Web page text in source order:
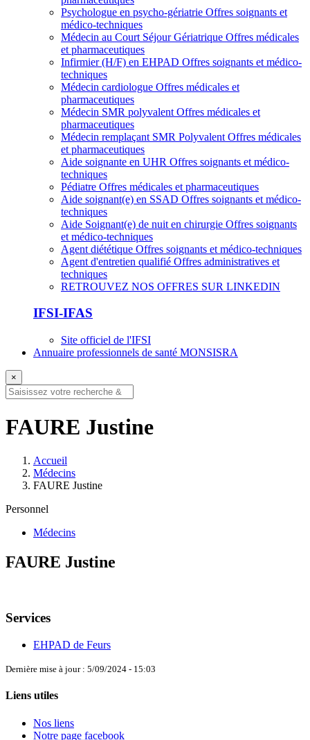
Psychologue en psycho-gériatrie Offres soignants et
médico-techniques
Médecin au Court Séjour Gériatrique Offres médicales
et pharmaceutiques
Infirmier (H/F) en EHPAD Offres soignants et médico-
techniques
Médecin cardiologue Offres médicales et
pharmaceutiques
Médecin SMR polyvalent Offres médicales et
pharmaceutiques
Médecin remplaçant SMR Polyvalent Offres médicales
et pharmaceutiques
Aide soignante en UHR Offres soignants et médico-
techniques
Pédiatre Offres médicales et pharmaceutiques
Aide soignant(e) en SSAD Offres soignants et médico-
techniques
Aide Soignant(e) de nuit en chirurgie Offres soignants
et médico-techniques
Agent diététique Offres soignants et médico-techniques
Agent d'entretien qualifié Offres administratives et
techniques
RETROUVEZ NOS OFFRES SUR LINKEDIN
IFSI-IFAS
Site officiel de l'IFSI
Annuaire professionnels de santé MONSISRA
×
FAURE Justine
Accueil
Médecins
FAURE Justine
Personnel
Médecins
FAURE Justine
Services
EHPAD de Feurs
Dernière mise à jour : 5/09/2024 - 15:03
Liens utiles
Nos liens
Notre page facebook